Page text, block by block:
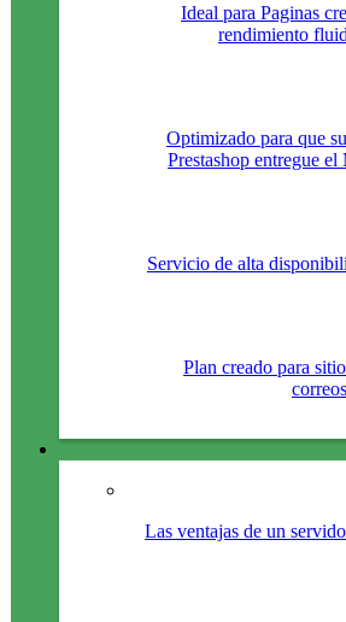
Ideal para Paginas
rendimiento
Optimizado para que
Prestashop entregue
Servicio de alta
Plan creado para
Las ventajas de un